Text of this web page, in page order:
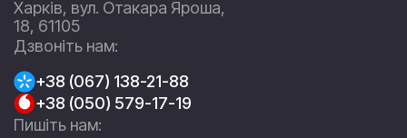
Харків, вул. Отакара Яроша,
18, 61105
Дзвоніть нам:
+38 (067) 138-21-88
+38 (050) 579-17-19
Пишіть нам: